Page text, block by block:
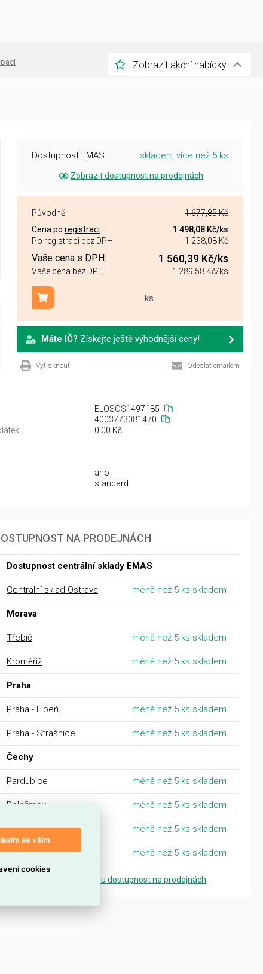
Zobrazit akční nabídky
Dostupnost EMAS: skladem více než 5 ks
Zobrazit dostupnost na prodejnách
Původně:
1 677,85 Kč
Cena po registraci: 1 498,08 Kč/ks
Po registraci bez DPH:
1 238,08 Kč
Vaše cena s DPH: 1 560,39 Kč/ks
Vaše cena bez DPH: 1 289,58 Kč/ks
ks
Přidat do košíku
Máte IČ? Získejte ještě výhodnější ceny!
Vytisknout Odeslat emailem
ELOSOS1497185
4003773081470
0,00 Kč
ano
standard
NA PRODEJNÁCH
Dostupnost centrální sklady EMAS
Centrální sklad Ostrava méně než 5 ks skladem
Morava
Třebíč méně než 5 ks skladem
Kroměříž méně než 5 ks skladem
Praha
Praha - Libeň méně než 5 ks skladem
Praha - Strašnice méně než 5 ks skladem
Čechy
Pardubice méně než 5 ks skladem
Pelhřimov méně než 5 ks skladem
Tábor - Sezimovo Ústí méně než 5 ks skladem
Mladá Boleslav méně než 5 ks skladem
Zobrazit přesnou dostupnost na prodejnách
se vším
cookies